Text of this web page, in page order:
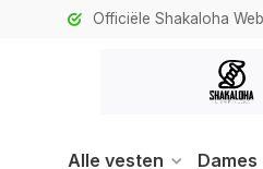
Officiële Shakaloha
Alle vesten Dames